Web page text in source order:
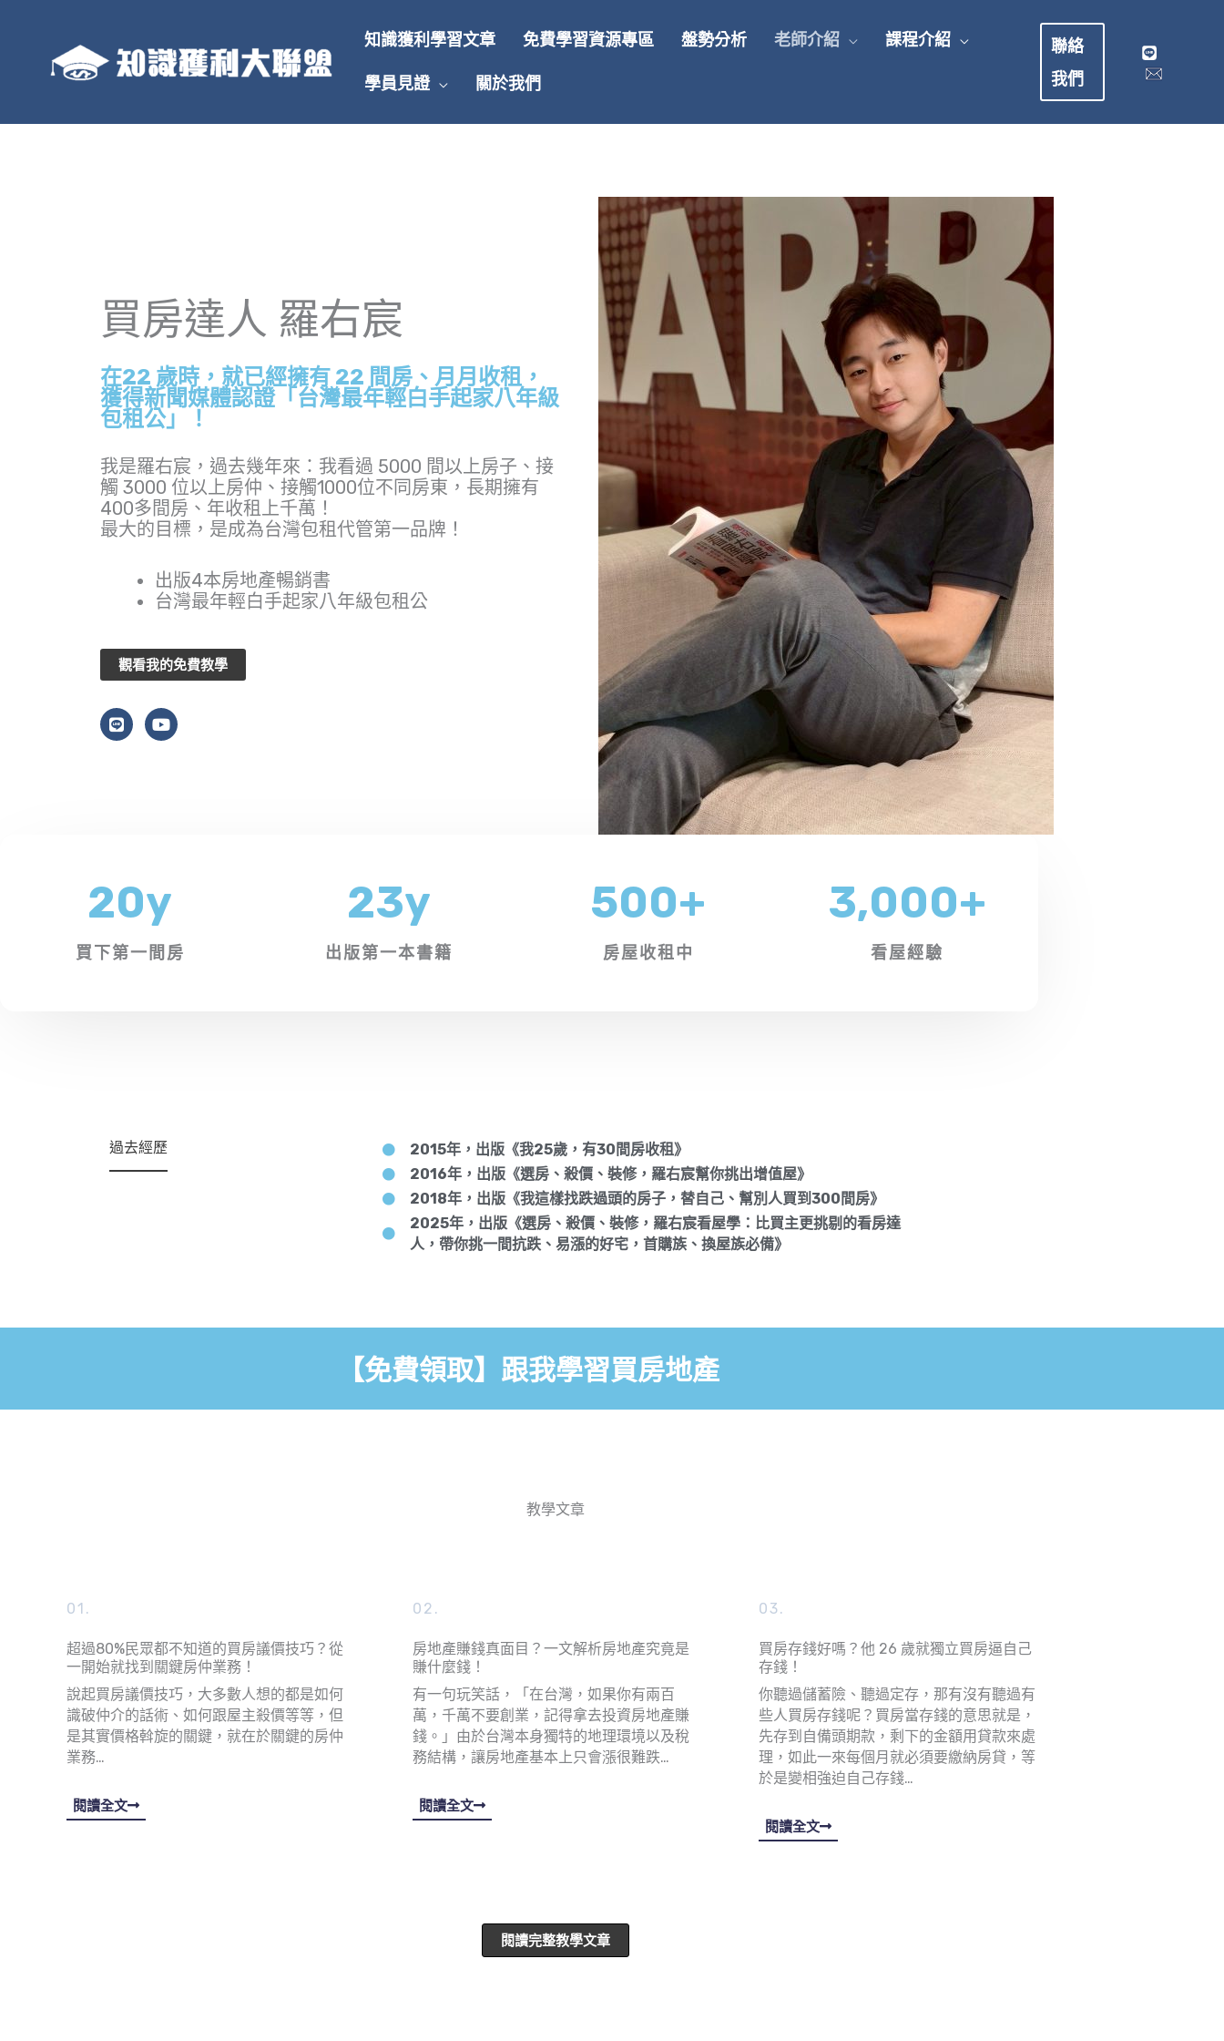
知識獲利學習文章 免費學習資源專區 盤勢分析 老師介紹 課程介紹
學員見證 關於我們
聯絡
我們
買房達人 羅右宸
在22 歲時，就已經擁有 22 間房、月月收租，
獲得新聞媒體認證「台灣最年輕白手起家八年級
包租公」！
我是羅右宸，過去幾年來：我看過 5000 間以上房子、接
觸 3000 位以上房仲、接觸1000位不同房東，長期擁有
400多間房、年收租上千萬！
最大的目標，是成為台灣包租代管第一品牌！
出版4本房地產暢銷書
台灣最年輕白手起家八年級包租公
觀看我的免費教學
i
n
e
o
u
t
買下第一間房
20y
出版第一本書籍
23y
房屋收租中
500+
看屋經驗
3,000+
過去經歷
2015年，出版《我25歲，有30間房收租》
2016年，出版《選房、殺價、裝修，羅右宸幫你挑出增值屋》
2018年，出版《我這樣找跌過頭的房子，替自己、幫別人買到300間房》
2025年，出版《選房、殺價、裝修，羅右宸看屋學：比買主更挑剔的看房達
人，帶你挑一間抗跌、易漲的好宅，首購族、換屋族必備》
【免費領取】跟我學習買房地產
教學文章
01.
超過80%民眾都不知道的買房議價技巧？從
一開始就找到關鍵房仲業務！
說起買房議價技巧，大多數人想的都是如何
識破仲介的話術、如何跟屋主殺價等等，但
是其實價格斡旋的關鍵，就在於關鍵的房仲
業務…
閱讀全文
02.
房地產賺錢真面目？一文解析房地產究竟是
賺什麼錢！
有一句玩笑話，「在台灣，如果你有兩百
萬，千萬不要創業，記得拿去投資房地產賺
錢。」由於台灣本身獨特的地理環境以及稅
務結構，讓房地產基本上只會漲很難跌…
閱讀全文
03.
買房存錢好嗎？他 26 歲就獨立買房逼自己
存錢！
你聽過儲蓄險、聽過定存，那有沒有聽過有
些人買房存錢呢？買房當存錢的意思就是，
先存到自備頭期款，剩下的金額用貸款來處
理，如此一來每個月就必須要繳納房貸，等
於是變相強迫自己存錢…
閱讀全文
閱讀完整教學文章